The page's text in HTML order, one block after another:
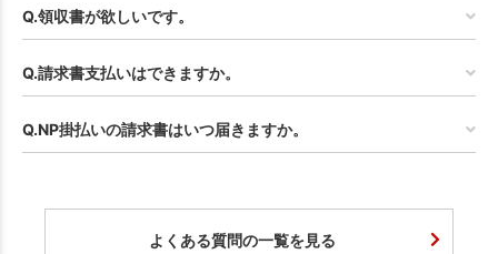
Q.領収書が欲しいです。
Q.請求書支払いはできますか。
Q.NP掛払いの請求書はいつ届きますか。
よくある質問の一覧を見る